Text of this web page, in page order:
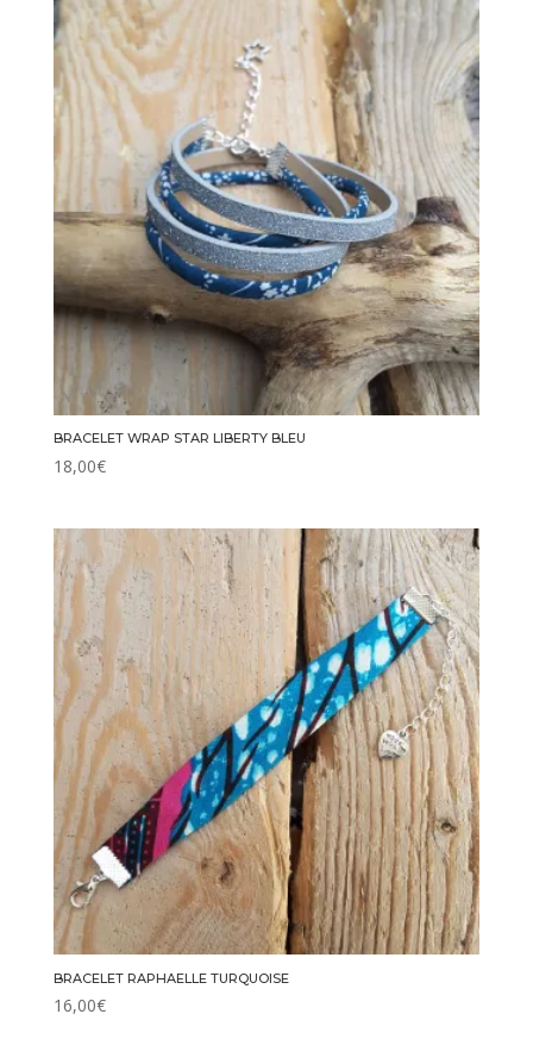
BRACELET WRAP STAR LIBERTY BLEU
18,00€
BRACELET RAPHAELLE TURQUOISE
16,00€